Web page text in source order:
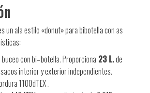
es un ala estilo «donut» para bibotella con as
buceocon bi–botella.Proporciona 23 L.de
sacosinterior y exteriorindependientes.
1100dTEX .